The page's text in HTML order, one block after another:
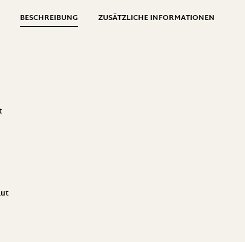
BESCHREIBUNG ZUSÄTZLICHE INFORMATIONEN